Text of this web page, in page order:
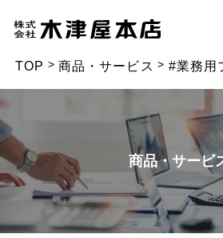
TOP 商品・サービス #業務用
商品・サービ